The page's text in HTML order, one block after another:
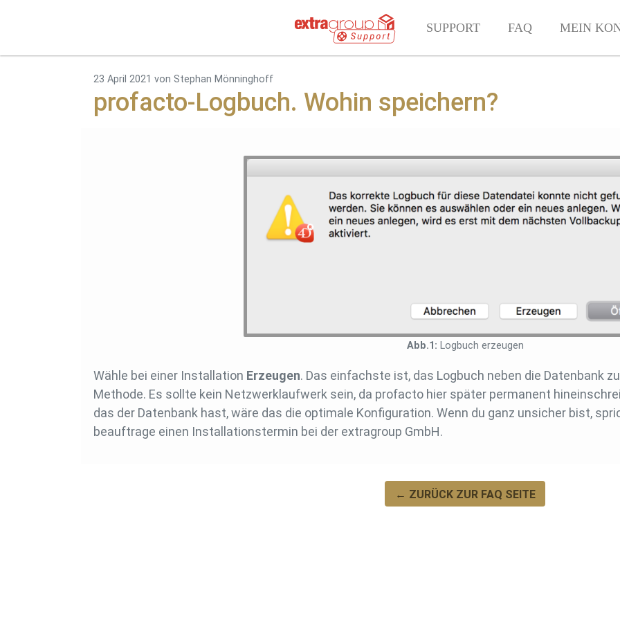
SUPPORT FAQ MEIN
23 April 2021 von Stephan Mönninghoff
profacto-Logbuch. Wohin speichern?
Logbuch erzeugen
Wähle bei einer Installation Erzeugen. Das einfachste ist, das Logbuch neben die Datenbank
Methode. Es sollte kein Netzwerklaufwerk sein, da profacto hier später permanent
das der Datenbank hast, wäre das die optimale Konfiguration. Wenn du ganz unsicher bist,
beauftrage einen Installationstermin bei der extragroup GmbH.
← ZURÜCK ZUR FAQ SEITE